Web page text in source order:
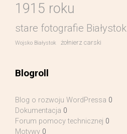
1915 roku
stare fotografie Białystok
Wojsko Białystok żołnierz carski
Blogroll
Blog o rozwoju WordPressa 0
Dokumentacja 0
Forum pomocy technicznej 0
Motywy 0